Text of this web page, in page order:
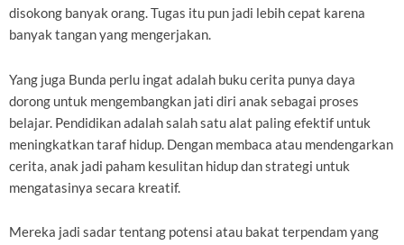
disokong banyak orang. Tugas itu pun jadi lebih cepat karena
banyak tangan yang mengerjakan.
Yang juga Bunda perlu ingat adalah buku cerita punya daya
dorong untuk mengembangkan jati diri anak sebagai proses
belajar. Pendidikan adalah salah satu alat paling efektif untuk
meningkatkan taraf hidup. Dengan membaca atau mendengarkan
cerita, anak jadi paham kesulitan hidup dan strategi untuk
mengatasinya secara kreatif.
Mereka jadi sadar tentang potensi atau bakat terpendam yang